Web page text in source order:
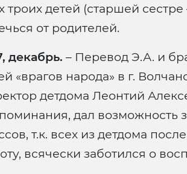
троих детей (старшей сестре
от родителей.
декабрь. – Перевод Э.А. и
«врагов народа» в г.
детдома Леонтий
дал возможность
т.к. всех из детдома
всячески заботился о